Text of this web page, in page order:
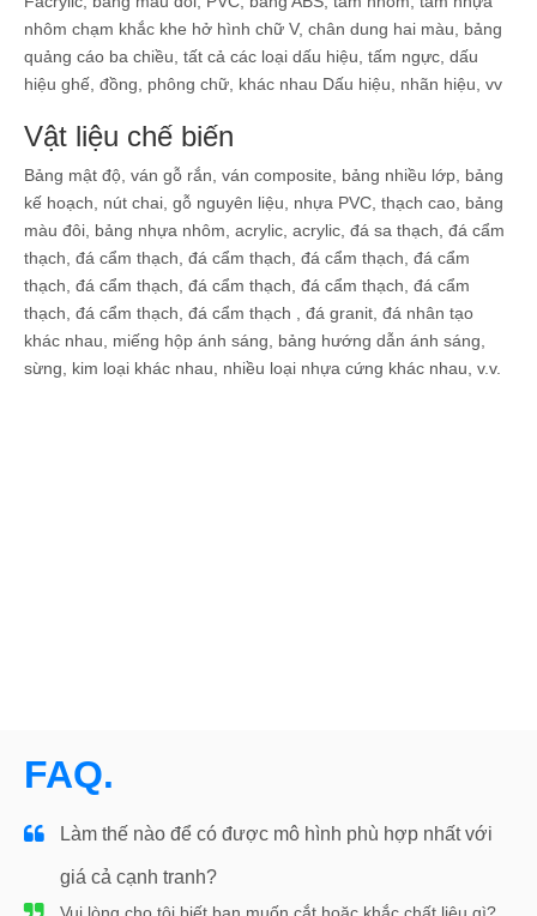
nhôm chạm khắc khe hở hình chữ V, chân dung hai màu, bảng
quảng cáo ba chiều, tất cả các loại dấu hiệu, tấm ngực, dấu
hiệu ghế, đồng, phông chữ, khác nhau Dấu hiệu, nhãn hiệu, vv
Vật liệu chế biến
Bảng mật độ, ván gỗ rắn, ván composite, bảng nhiều lớp, bảng
kế hoạch, nút chai, gỗ nguyên liệu, nhựa PVC, thạch cao, bảng
màu đôi, bảng nhựa nhôm, acrylic, acrylic, đá sa thạch, đá cẩm
thạch, đá cẩm thạch, đá cẩm thạch, đá cẩm thạch, đá cẩm
thạch, đá cẩm thạch, đá cẩm thạch, đá cẩm thạch, đá cẩm
thạch, đá cẩm thạch, đá cẩm thạch , đá granit, đá nhân tạo
khác nhau, miếng hộp ánh sáng, bảng hướng dẫn ánh sáng,
sừng, kim loại khác nhau, nhiều loại nhựa cứng khác nhau, v.v.
FAQ.
Làm thế nào để có được mô hình phù hợp nhất với
giá cả cạnh tranh?